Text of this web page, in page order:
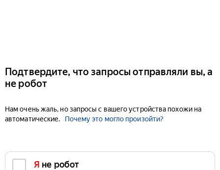
Подтвердите, что запросы отправляли вы, а
не робот
Нам очень жаль, но запросы с вашего устройства похожи на
автоматические.
Почему это могло произойти?
Я не робот